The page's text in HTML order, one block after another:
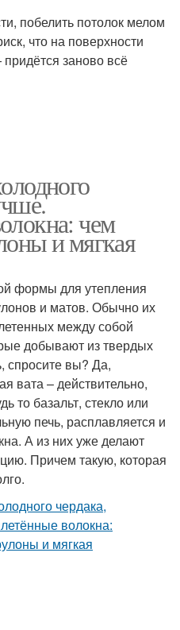
побелить потолок мелом
что на поверхности
заново всё
чем
и мягкая
формы для утепления
и матов. Обычно их
между собой
добывают из твердых
спросите вы? Да,
вата – действительно,
то базальт, стекло или
печь, расплавляется и
А из них уже делают
Причем такую, которая